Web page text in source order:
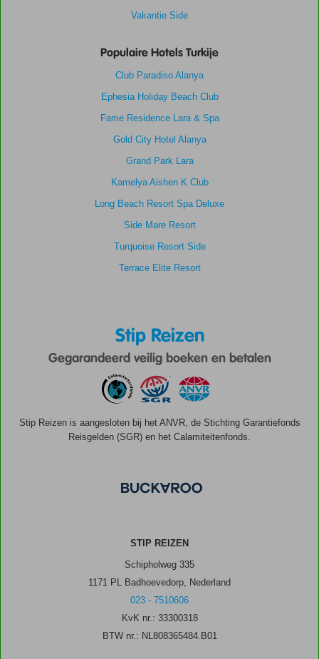
Vakantie Side
Populaire Hotels Turkije
Club Paradiso Alanya
Ephesia Holiday Beach Club
Fame Residence Lara & Spa
Gold City Hotel Alanya
Grand Park Lara
Kamelya Aishen K Club
Long Beach Resort Spa Deluxe
Side Mare Resort
Turquoise Resort Side
Terrace Elite Resort
Stip Reizen
Gegarandeerd veilig boeken en betalen
Stip Reizen is aangesloten bij het ANVR, de Stichting Garantiefonds
Reisgelden (SGR) en het Calamiteitenfonds.
STIP REIZEN
Schipholweg 335
1171 PL Badhoevedorp, Nederland
023 - 7510606
KvK nr.: 33300318
BTW nr.: NL808365484.B01